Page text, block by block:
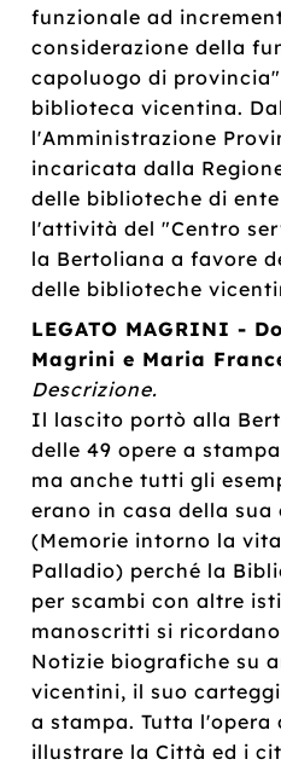
funzionale ad
considerazione della
capoluogo di
biblioteca vicentina.
l'Amministrazione
incaricata dalla
delle biblioteche di
l'attività del "Centro
la Bertoliana a favore
delle biblioteche
LEGATO MAGRINI -
Magrini e Maria
Descrizione.
Il lascito portò alla
delle 49 opere a
ma anche tutti gli
erano in casa della sua
(Memorie intorno la
Palladio) perché la
per scambi con altre
manoscritti si
Notizie biografiche su
vicentini, il suo
a stampa. Tutta l'opera
illustrare la Città ed i